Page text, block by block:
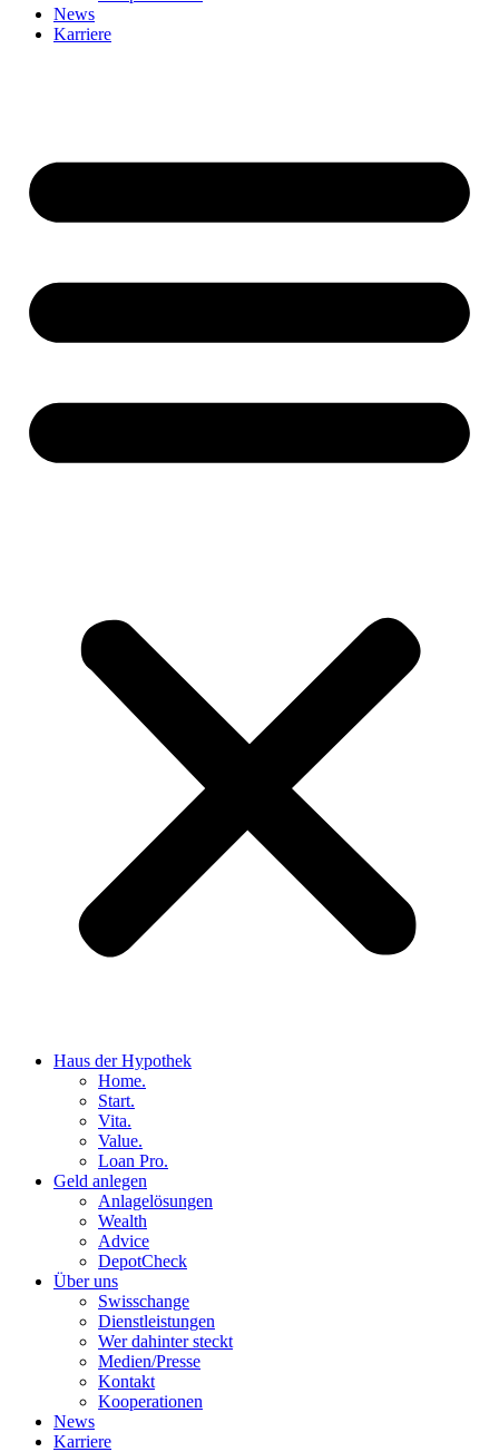
News
Karriere
Haus der Hypothek
Home.
Start.
Vita.
Value.
Loan Pro.
Geld anlegen
Anlagelösungen
Wealth
Advice
DepotCheck
Über uns
Swisschange
Dienstleistungen
Wer dahinter steckt
Medien/Presse
Kontakt
Kooperationen
News
Karriere